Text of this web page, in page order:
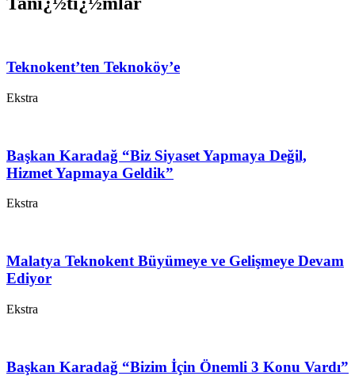
Teknokent’ten Teknoköy’e
Ekstra
Başkan Karadağ “Biz Siyaset Yapmaya Değil,
Hizmet Yapmaya Geldik”
Ekstra
Malatya Teknokent Büyümeye ve Gelişmeye Devam
Ediyor
Ekstra
Başkan Karadağ “Bizim İçin Önemli 3 Konu Vardı”